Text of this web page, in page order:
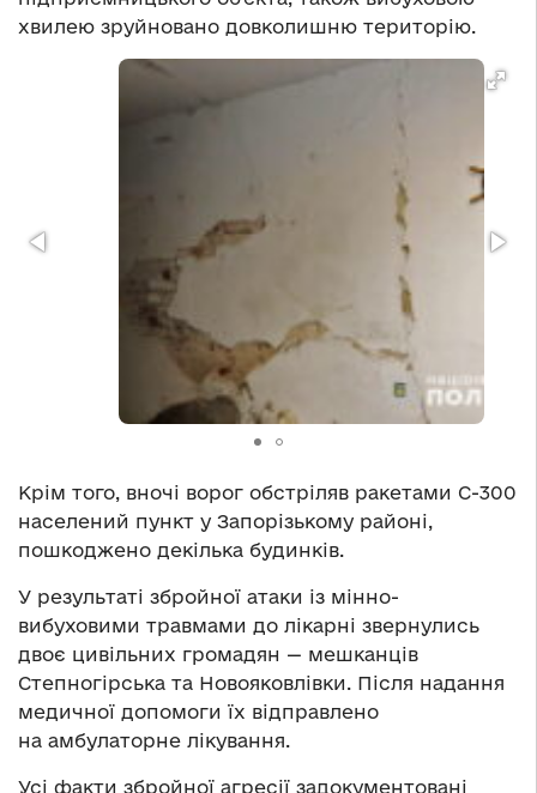
хвилею зруйновано довколишню територію.
Крім того, вночі ворог обстріляв ракетами С-300
населений пункт у Запорізькому районі,
пошкоджено декілька будинків.
У результаті збройної атаки із мінно-
вибуховими травмами до лікарні звернулись
двоє цивільних громадян — мешканців
Степногірська та Новояковлівки. Після надання
медичної допомоги їх відправлено
на амбулаторне лікування.
Усі факти збройної агресії задокументовані